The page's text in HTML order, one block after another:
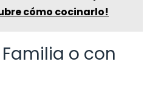
cómo cocinarlo!
o con